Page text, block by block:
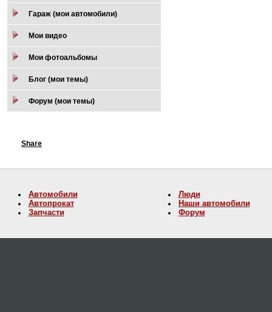
Гараж (мои автомобили)
Мои видео
Мои фотоальбомы
Блог (мои темы)
Форум (мои темы)
Share
Автомобили
Автопрокат
Запчасти
Люди
Наши автомобили
Форум